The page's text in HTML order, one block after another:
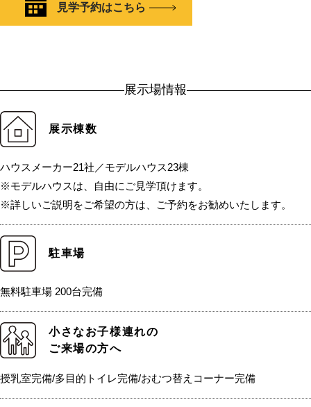
見学予約はこちら
展示場情報
展示棟数
ハウスメーカー21社／モデルハウス23棟
※モデルハウスは、自由にご見学頂けます。
※詳しいご説明をご希望の方は、ご予約をお勧めいたします。
駐車場
無料駐車場 200台完備
小さなお子様連れの
ご来場の方へ
授乳室完備/多目的トイレ完備/おむつ替えコーナー完備